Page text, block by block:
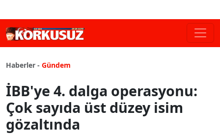
Haberler - Gündem
İBB'ye 4. dalga operasyonu:
Çok sayıda üst düzey isim
gözaltında